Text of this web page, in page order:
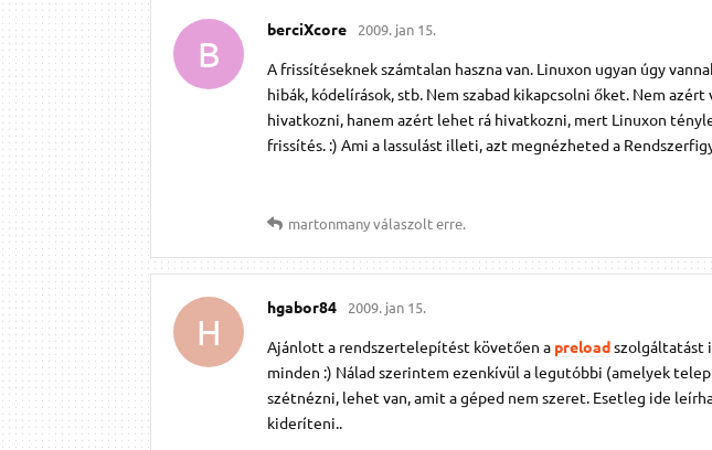
B
berciXcore 2009. jan 15.
A frissítéseknek számtalan haszna van. Linuxon ugyan úgy
hibák, kódelírások, stb. Nem szabad kikapcsolni őket. Nem
hivatkozni, hanem azért lehet rá hivatkozni, mert Linuxon
frissítés. :) Ami a lassulást illeti, azt megnézheted a
martonmanyválaszolt erre.
H
hgabor84 2009. jan 15.
Ajánlott a rendszertelepítést követően a preloadszolgáltatást
minden :) Nálad szerintem ezenkívül a legutóbbi (amelyek
szétnézni, lehet van, amit a géped nem szeret. Esetleg ide
kideríteni..